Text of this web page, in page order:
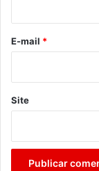
*
E-mail *
Site